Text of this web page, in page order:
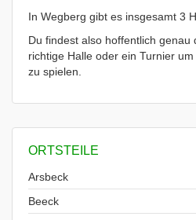
In Wegberg gibt es insgesamt 3
Du findest also hoffentlich genau
richtige Halle oder ein Turnier
zu spielen.
ORTSTEILE
Arsbeck
Beeck